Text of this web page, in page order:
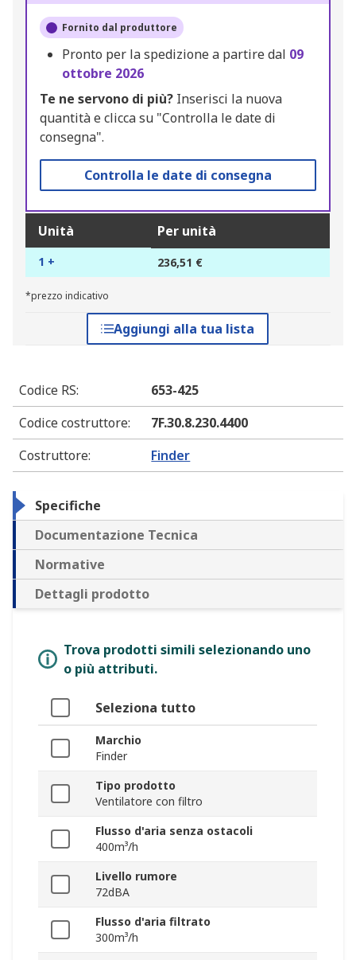
Fornito dal produttore
Pronto per la spedizione a partire dal 09
ottobre 2026
Te ne servono di più? Inserisci la nuova
quantità e clicca su "Controlla le date di
consegna".
Controlla le date di consegna
Unità Per unità
1 + 236,51 €
*prezzo indicativo
Aggiungi alla tua lista
Codice RS:
653-425
Codice costruttore:
7F.30.8.230.4400
Costruttore: Finder
Specifiche
Documentazione Tecnica
Normative
Dettagli prodotto
Trova prodotti simili selezionando uno
o più attributi.
Seleziona tutto
Marchio
Finder
Tipo prodotto
Ventilatore con filtro
Flusso d'aria senza ostacoli
400m³/h
Livello rumore
72dBA
Flusso d'aria filtrato
300m³/h